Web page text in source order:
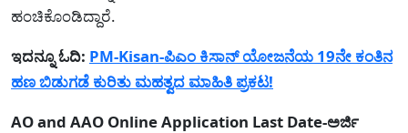
ಹಂಚಿಕೊಂಡಿದ್ದಾರೆ.
ಇದನ್ನೂ ಓದಿ: PM-Kisan-ಪಿಎಂ ಕಿಸಾನ್ ಯೋಜನೆಯ 19ನೇ ಕಂತಿನ
ಹಣ ಬಿಡುಗಡೆ ಕುರಿತು ಮಹತ್ವದ ಮಾಹಿತಿ ಪ್ರಕಟ!
AO and AAO Online Application Last Date-ಅರ್ಜಿ